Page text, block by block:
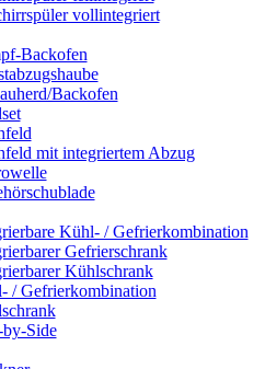
vollintegriert
Backofen
Backofen
mit integriertem Abzug
Kühl- / Gefrierkombination
Gefrierschrank
Kühlschrank
/ Gefrierkombination
by-Side